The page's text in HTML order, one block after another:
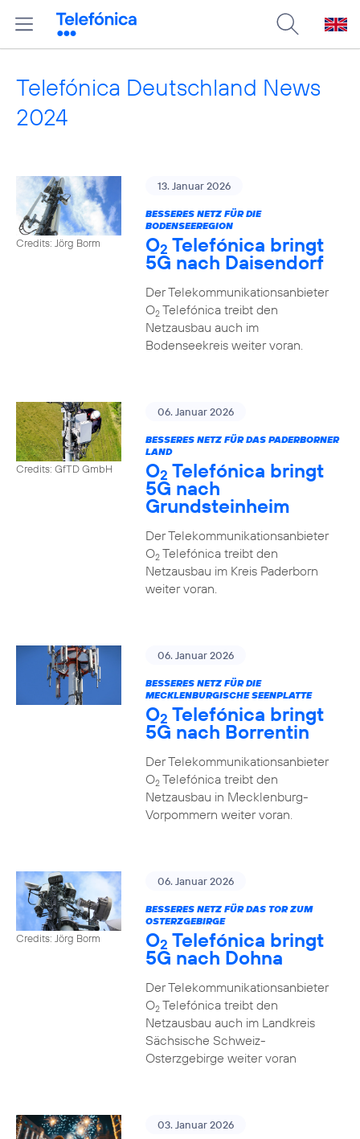
Telefónica Deutschland News
2024
Credits: Jörg Borm
13. Januar 2026
BESSERES NETZ FÜR DIE
BODENSEEREGION
O2 Telefónica bringt
5G nach Daisendorf
Der Telekommunikationsanbieter
O2Telefónica treibt den
Netzausbau auch im
Bodenseekreis weiter voran.
Credits: GfTD GmbH
06. Januar 2026
BESSERES NETZ FÜR DAS PADERBORNER
LAND
O2 Telefónica bringt
5G nach
Grundsteinheim
Der Telekommunikationsanbieter
O2Telefónica treibt den
Netzausbau im Kreis Paderborn
weiter voran.
06. Januar 2026
BESSERES NETZ FÜR DIE
MECKLENBURGISCHE SEENPLATTE
O2 Telefónica bringt
5G nach Borrentin
Der Telekommunikationsanbieter
O2Telefónica treibt den
Netzausbau in Mecklenburg-
Vorpommern weiter voran.
Credits: Jörg Borm
06. Januar 2026
BESSERES NETZ FÜR DAS TOR ZUM
OSTERZGEBIRGE
O2 Telefónica bringt
5G nach Dohna
Der Telekommunikationsanbieter
O2Telefónica treibt den
Netzausbau auch im Landkreis
Sächsische Schweiz-
Osterzgebirge weiter voran
03. Januar 2026